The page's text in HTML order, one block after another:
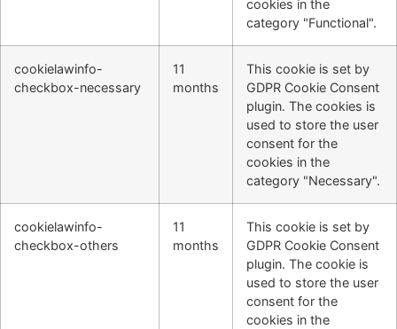
cookies in the
category "Functional".
cookielawinfo-
checkbox-necessary
11
months
This cookie is set by
GDPR Cookie Consent
plugin. The cookies is
used to store the user
consent for the
cookies in the
category "Necessary".
cookielawinfo-
checkbox-others
11
months
This cookie is set by
GDPR Cookie Consent
plugin. The cookie is
used to store the user
consent for the
cookies in the